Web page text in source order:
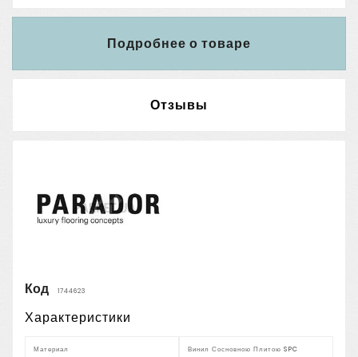
Подробнее о товаре
Отзывы
Код 1744623
Характеристики
Материал Винил Сосновною Плитою SPC